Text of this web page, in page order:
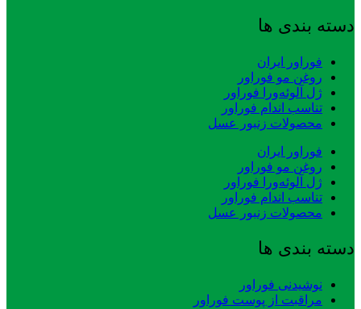
دسته بندی ها
فوراور ایران
روغن مو فوراور
ژل آلوئه‌ورا فوراور
تناسب اندام فوراور
محصولات زنبور عسل
فوراور ایران
روغن مو فوراور
ژل آلوئه‌ورا فوراور
تناسب اندام فوراور
محصولات زنبور عسل
دسته بندی ها
نوشیدنی فوراور
مراقبت از پوست فوراور